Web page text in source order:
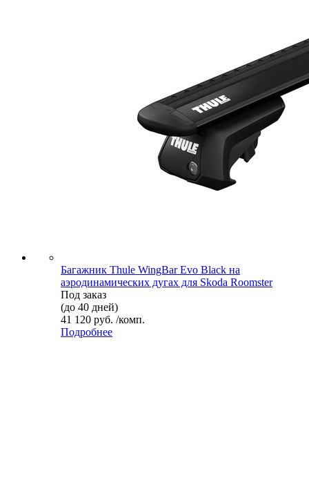
Багажник Thule WingBar Evo Black на
аэродинамических дугах для Skoda Roomster
Под заказ
(до 40 дней)
41 120 руб. /комп.
Подробнее